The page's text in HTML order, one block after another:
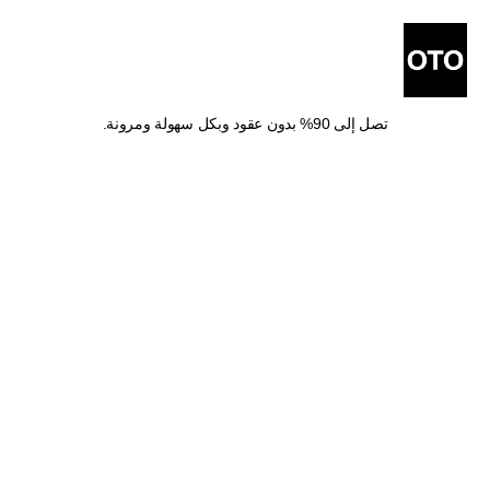
تصل إلى 90% بدون عقود وبكل سهولة ومرونة.